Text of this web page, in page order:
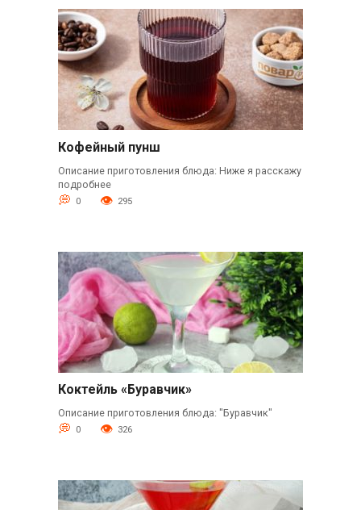
Кофейный пунш
Описание приготовления блюда: Ниже я расскажу
подробнее
0 295
Коктейль «Буравчик»
Описание приготовления блюда: "Буравчик"
0 326